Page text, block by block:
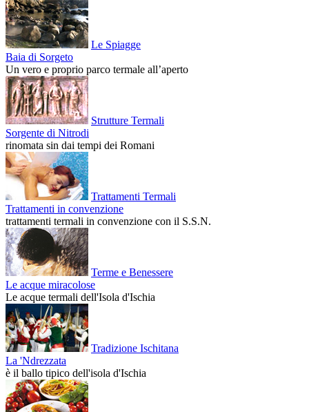
Le Spiagge
Baia di Sorgeto
Un vero e proprio parco termale all’aperto
Strutture Termali
Sorgente di Nitrodi
rinomata sin dai tempi dei Romani
Trattamenti Termali
Trattamenti in convenzione
trattamenti termali in convenzione con il S.S.N.
Terme e Benessere
Le acque miracolose
Le acque termali dell'Isola d'Ischia
Tradizione Ischitana
La 'Ndrezzata
è il ballo tipico dell'isola d'Ischia